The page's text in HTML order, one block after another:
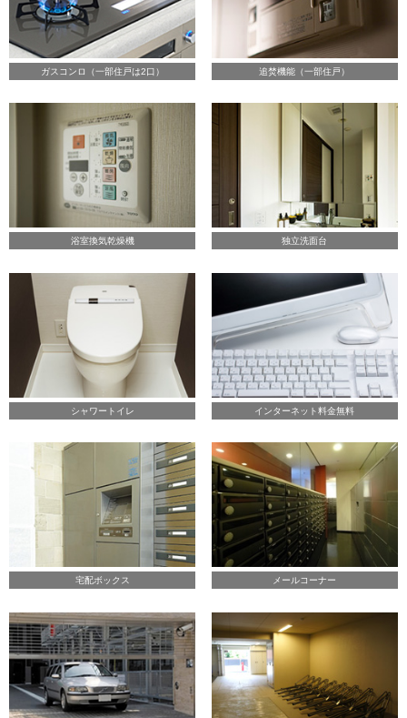
ガスコンロ（一部住戸は2口） 追焚機能（一部住戸）
浴室換気乾燥機 独立洗面台
シャワートイレ インターネット料金無料
宅配ボックス メールコーナー